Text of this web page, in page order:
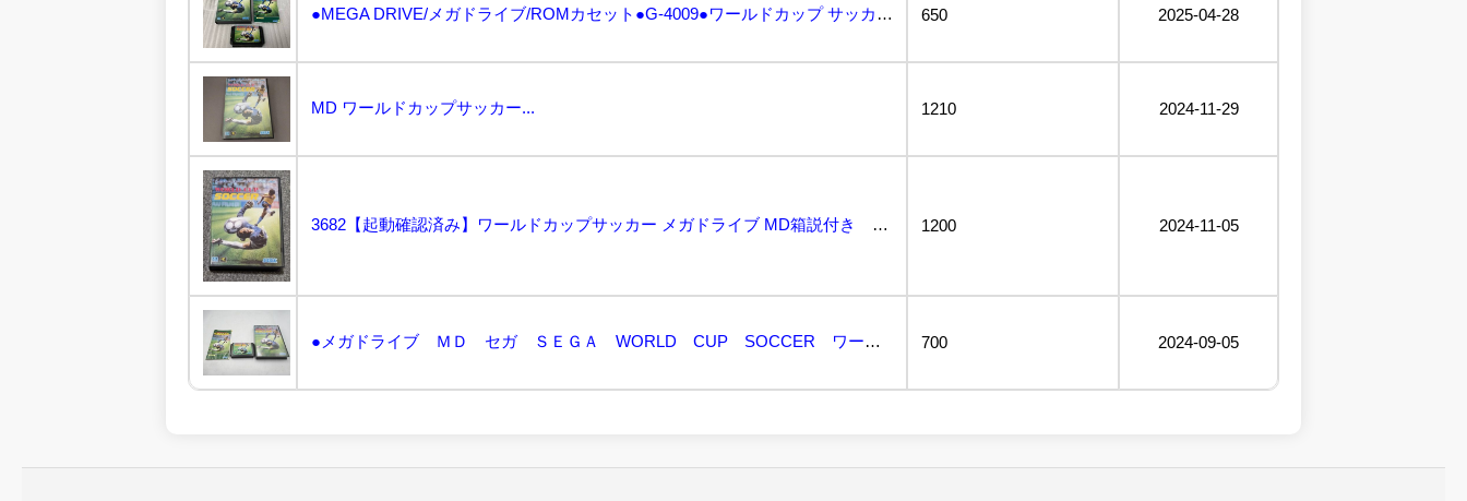
●MEGA DRIVE/メガドライブ/ROMカセット●G-4009●ワールドカップ サッカー/WOR... 650 2025-04-28
MD ワールドカップサッカー... 1210 2024-11-29
3682【起動確認済み】ワールドカップサッカー メガドライブ MD箱説付き 端子メンテナンス済み 簡... 1200 2024-11-05
●メガドライブ ＭＤ セガ ＳＥＧＡ WORLD CUP SOCCER ワールドカップサッカー 動作... 700 2024-09-05